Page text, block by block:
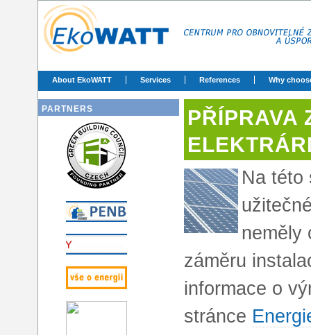
About EkoWATT Services References Why
PARTNERS
PŘÍPRAVA
Na této
neměly
záměru
informace o
stránce